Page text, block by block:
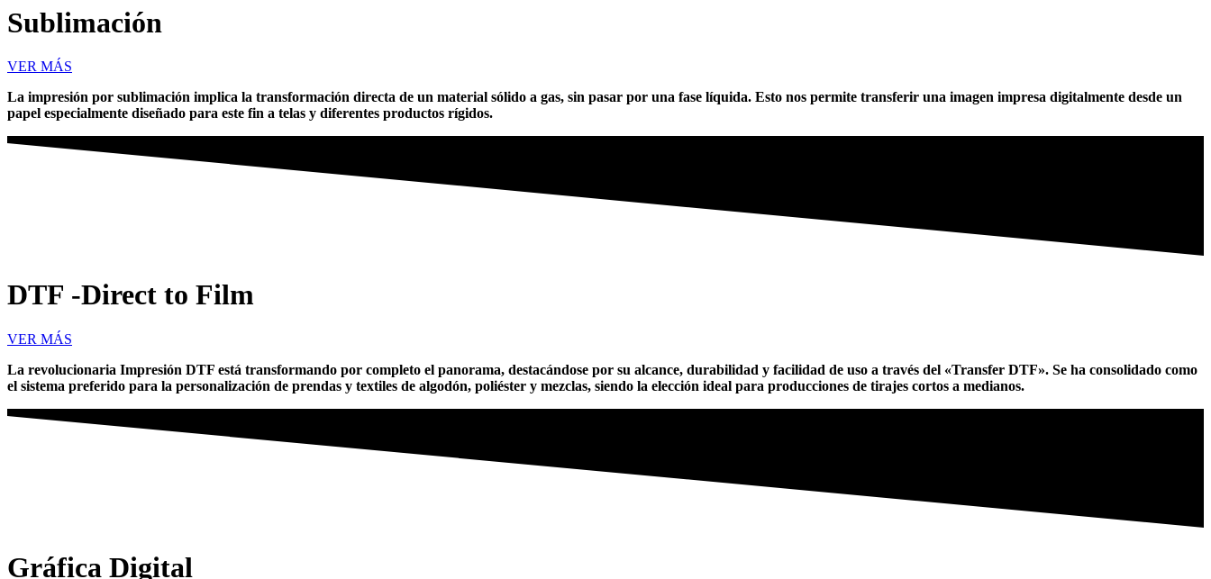
Sublimación
VER MÁS
La impresión por sublimación implica la transformación directa de un material sólido a gas, sin pasar por una fase líquida. Esto nos permite transferir una imagen impresa digitalmente desde un
papel especialmente diseñado para este fin a telas y diferentes productos rígidos.
DTF -Direct to Film
VER MÁS
La revolucionaria Impresión DTF está transformando por completo el panorama, destacándose por su alcance, durabilidad y facilidad de uso a través del «Transfer DTF». Se ha consolidado como
el sistema preferido para la personalización de prendas y textiles de algodón, poliéster y mezclas, siendo la elección ideal para producciones de tirajes cortos a medianos.
Gráfica Digital